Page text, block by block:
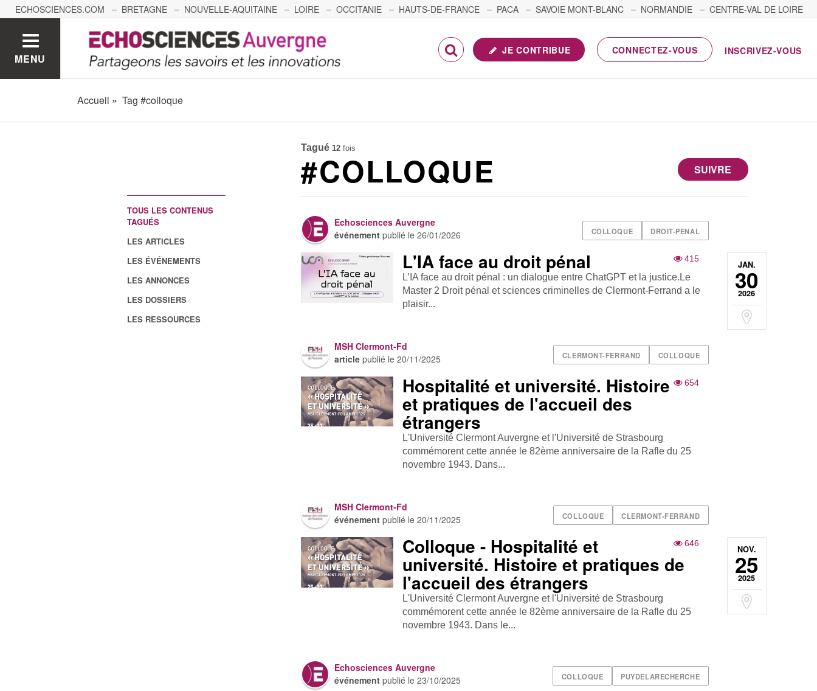
ECHOSCIENCES.COM BRETAGNE NOUVELLE-AQUITAINE LOIRE OCCITANIE HAUTS-DE-FRANCE PACA SAVOIE MONT-BLANC NORMANDIE
CENTRE-VAL DE LOIRE
GRENOBLE GRAND EST BOURGOGNE-FRANCHE-COMTÉ
MENU
JE CONTRIBUE CONNECTEZ-VOUS INSCRIVEZ-VOUS
Accueil Tag #colloque
TOUS LES CONTENUS
TAGUÉS
LES ARTICLES
LES ÉVÉNEMENTS
LES ANNONCES
LES DOSSIERS
LES RESSOURCES
Tagué 12 fois
SUIVRE
#COLLOQUE
COLLOQUE DROIT-PENAL
Echosciences Auvergne
événement publié le26/01/2026
JAN.
30
2026
415
L'IA face au droit pénal
L’IA face au droit pénal : un dialogue entre ChatGPT et la justice.Le
Master 2 Droit pénal et sciences criminelles de Clermont-Ferrand a le
plaisir...
CLERMONT-FERRAND COLLOQUE
MSH Clermont-Fd
article publié le20/11/2025
654
Hospitalité et université. Histoire
et pratiques de l'accueil des
étrangers
L'Université Clermont Auvergne et l'Université de Strasbourg
commémorent cette année le 82ème anniversaire de la Rafle du 25
novembre 1943. Dans...
COLLOQUE CLERMONT-FERRAND
MSH Clermont-Fd
événement publié le20/11/2025
NOV.
25
2025
646
Colloque - Hospitalité et
université. Histoire et pratiques de
l'accueil des étrangers
L'Université Clermont Auvergne et l'Université de Strasbourg
commémorent cette année le 82ème anniversaire de la Rafle du 25
novembre 1943. Dans le...
COLLOQUE PUYDELARECHERCHE
Echosciences Auvergne
événement publié le23/10/2025